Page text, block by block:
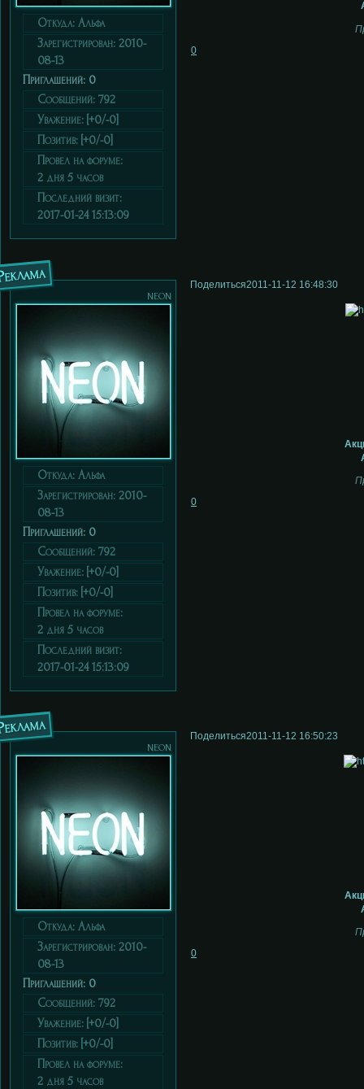
Откуда: Альфа
Зарегистрирован: 2010-
08-13
Приглашений: 0
Сообщений: 792
Уважение: [+0/-0]
Позитив: [+0/-0]
Провел на форуме:
2 дня 5 часов
Последний визит:
2017-01-24 15:13:09
0
Поделиться2011-11-12 16:48:30
neon
Откуда: Альфа
Зарегистрирован: 2010-
08-13
Приглашений: 0
Сообщений: 792
Уважение: [+0/-0]
Позитив: [+0/-0]
Провел на форуме:
2 дня 5 часов
Последний визит:
2017-01-24 15:13:09
0
Поделиться2011-11-12 16:50:23
neon
Откуда: Альфа
Зарегистрирован: 2010-
08-13
Приглашений: 0
Сообщений: 792
Уважение: [+0/-0]
Позитив: [+0/-0]
Провел на форуме:
2 дня 5 часов
0